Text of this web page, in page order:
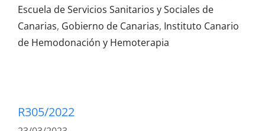
Escuela de Servicios Sanitarios y Sociales de
Canarias, Gobierno de Canarias, Instituto Canario
de Hemodonación y Hemoterapia
R305/2022